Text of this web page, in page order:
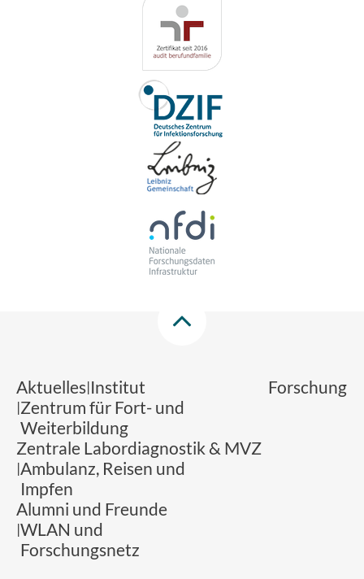
Aktuelles Institut
Forschung
Zentrum für Fort- und
Weiterbildung
Zentrale Labordiagnostik & MVZ
Ambulanz, Reisen und
Impfen
Alumni und Freunde
WLAN und
Forschungsnetz